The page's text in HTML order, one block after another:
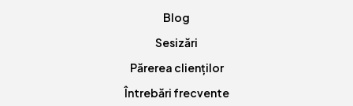
Blog
Sesizări
Părerea clienților
Întrebări frecvente